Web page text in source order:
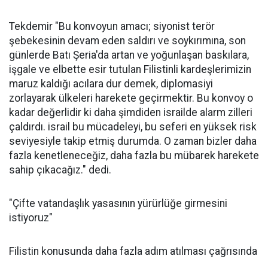
Tekdemir "Bu konvoyun amacı; siyonist terör
şebekesinin devam eden saldırı ve soykırımına, son
günlerde Batı Şeria'da artan ve yoğunlaşan baskılara,
işgale ve elbette esir tutulan Filistinli kardeşlerimizin
maruz kaldığı acılara dur demek, diplomasiyi
zorlayarak ülkeleri harekete geçirmektir. Bu konvoy o
kadar değerlidir ki daha şimdiden israilde alarm zilleri
çaldırdı. israil bu mücadeleyi, bu seferi en yüksek risk
seviyesiyle takip etmiş durumda. O zaman bizler daha
fazla kenetleneceğiz, daha fazla bu mübarek harekete
sahip çıkacağız." dedi.
"Çifte vatandaşlık yasasının yürürlüğe girmesini
istiyoruz"
Filistin konusunda daha fazla adım atılması çağrısında